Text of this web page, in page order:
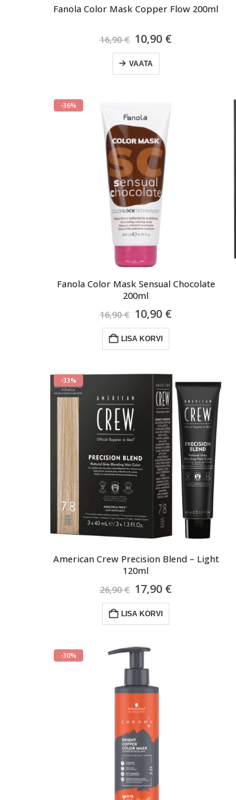
Fanola Color Mask Copper Flow 200ml
16,90€ Algne
hind
oli:
16,90 €.
10,90 €Praegune
VAATA
-36%
Fanola Color Mask Sensual Chocolate
200ml
16,90€ Algne
hind
oli:
16,90 €.
10,90 €Praegune
LISA KORVI
-33%
American Crew Precision Blend – Light
120ml
26,90€ Algne
hind
oli:
26,90 €.
17,90 €Praegune
LISA KORVI
-30%